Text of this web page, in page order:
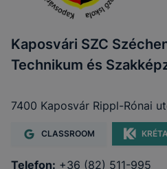
Kaposvári SZC
Technikum és
7400 Kaposvár Rippl-Rónai
CLASSROOM KRÉTA
Telefon: +36 (82) 511-995